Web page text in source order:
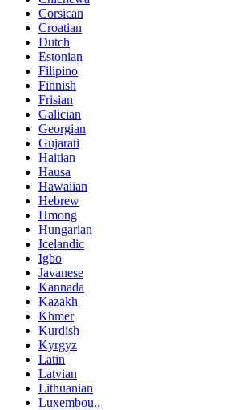
Corsican
Croatian
Dutch
Estonian
Filipino
Finnish
Frisian
Galician
Georgian
Gujarati
Haitian
Hausa
Hawaiian
Hebrew
Hmong
Hungarian
Icelandic
Igbo
Javanese
Kannada
Kazakh
Khmer
Kurdish
Kyrgyz
Latin
Latvian
Lithuanian
Luxembou..